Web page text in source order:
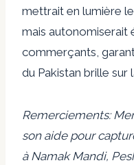
mettrait en lumière
mais autonomiserait
commerçants,
du Pakistan brille sur
Remerciements:
son aide pour
à Namak Mandi,